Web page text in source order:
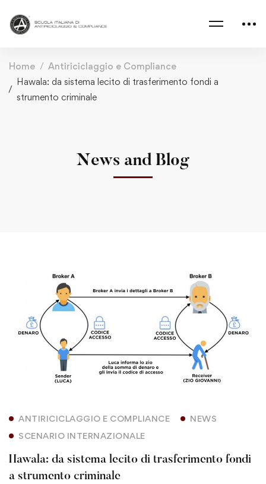
Home
Antiriciclaggio e Compliance
Hawala: da sistema lecito di trasferimento fondi a
strumento criminale
News and Blog
ANTIRICICLAGGIO E COMPLIANCE
NEWS
SCENARIO INTERNAZIONALE
Hawala: da sistema lecito di trasferimento fondi
a strumento criminale